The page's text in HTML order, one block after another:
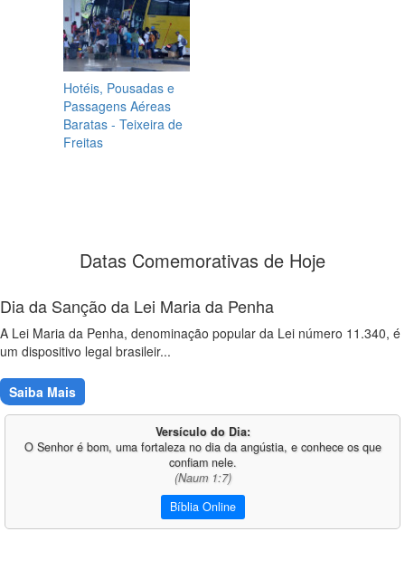
Hotéis, Pousadas e
Passagens Aéreas
Baratas - Teixeira de
Freitas
Datas Comemorativas de Hoje
Dia da Sanção da Lei Maria da Penha
A Lei Maria da Penha, denominação popular da Lei número 11.340, é
um dispositivo legal brasileir...
Saiba Mais
Versículo do Dia:
O Senhor é bom, uma fortaleza no dia da angústia, e conhece os que
confiam nele.
(Naum 1:7)
Bíblia Online